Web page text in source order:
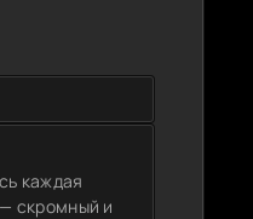
каждая
скромный и